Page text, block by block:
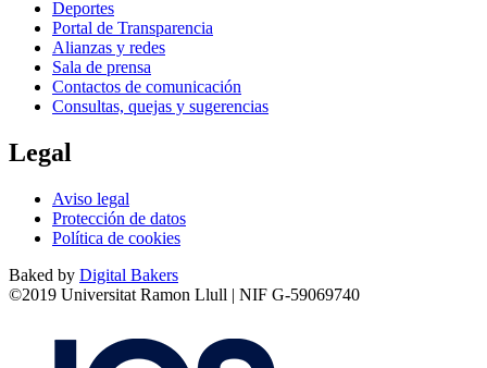
Deportes
Portal de Transparencia
Alianzas y redes
Sala de prensa
Contactos de comunicación
Consultas, quejas y sugerencias
Legal
Aviso legal
Protección de datos
Política de cookies
Baked by Digital Bakers
©2019 Universitat Ramon Llull | NIF G-59069740